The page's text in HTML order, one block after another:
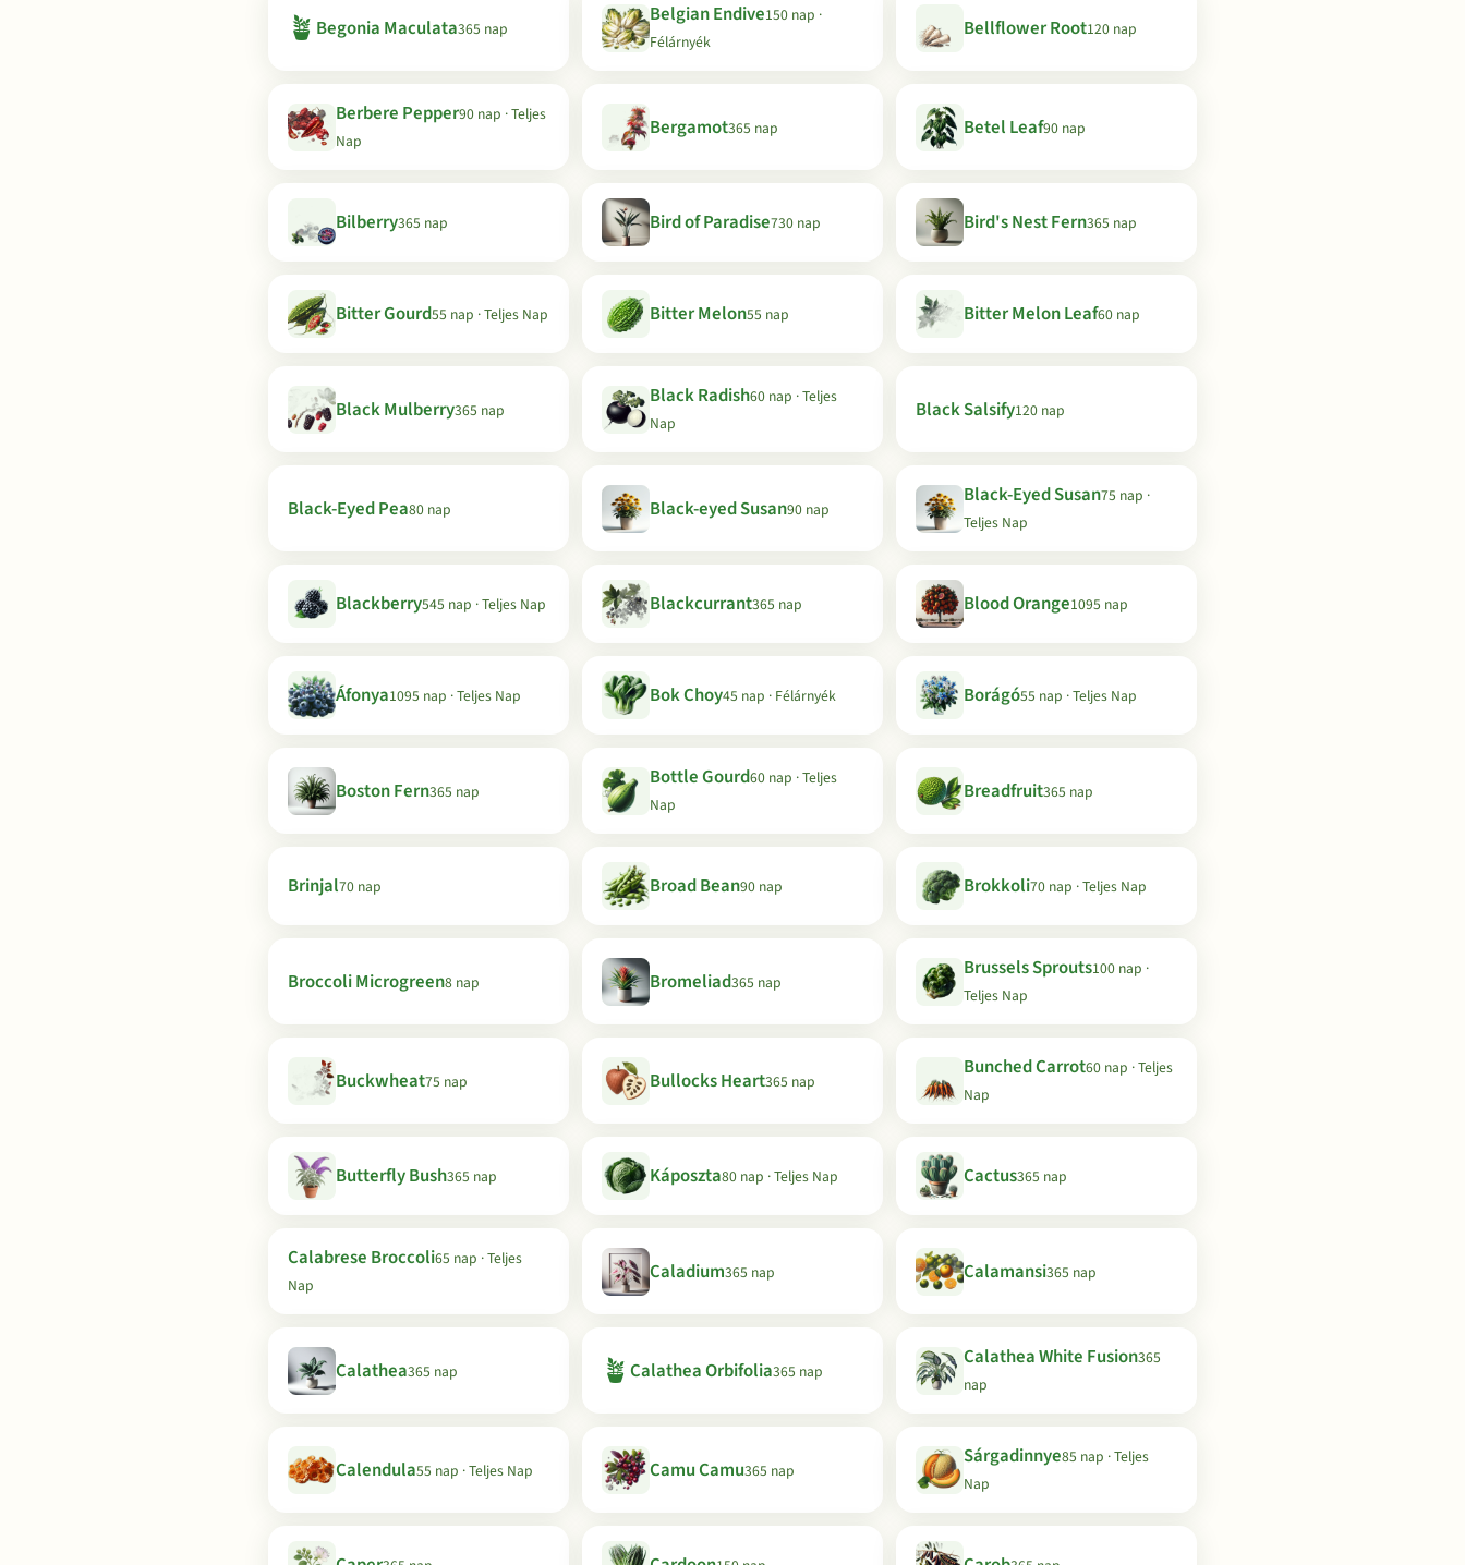
🪴 Begonia Maculata365 nap
Belgian Endive150 nap ·
Félárnyék
Bellflower Root120 nap
Berbere Pepper90 nap · Teljes
Nap
Bergamot365 nap Betel Leaf90 nap
Bilberry365 nap Bird of Paradise730 nap Bird's Nest Fern365 nap
Bitter Gourd55 nap · Teljes Nap Bitter Melon55 nap Bitter Melon Leaf60 nap
Black Mulberry365 nap
Black Radish60 nap · Teljes
Nap
Black Salsify120 nap
Black-Eyed Pea80 nap Black-eyed Susan90 nap
Black-Eyed Susan75 nap ·
Teljes Nap
Blackberry545 nap · Teljes Nap Blackcurrant365 nap Blood Orange1095 nap
Áfonya1095 nap · Teljes Nap Bok Choy45 nap · Félárnyék Borágó55 nap · Teljes Nap
Boston Fern365 nap
Bottle Gourd60 nap · Teljes
Nap
Breadfruit365 nap
Brinjal70 nap Broad Bean90 nap Brokkoli70 nap · Teljes Nap
Broccoli Microgreen8 nap Bromeliad365 nap
Brussels Sprouts100 nap ·
Teljes Nap
Buckwheat75 nap Bullocks Heart365 nap
Bunched Carrot60 nap · Teljes
Nap
Butterfly Bush365 nap Káposzta80 nap · Teljes Nap Cactus365 nap
Calabrese Broccoli65 nap · Teljes
Nap
Caladium365 nap Calamansi365 nap
Calathea365 nap 🪴 Calathea Orbifolia365 nap
Calathea White Fusion365
nap
Calendula55 nap · Teljes Nap Camu Camu365 nap
Sárgadinnye85 nap · Teljes
Nap